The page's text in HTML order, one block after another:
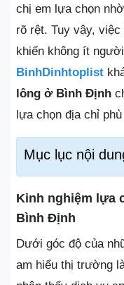
chị em lựa chọn
rõ rệt. Tuy vậy,
khiến không ít
BinhDinhtoplist
lông ở Bình Định
lựa chọn địa chỉ
Mục lục nội
Kinh nghiệm lựa
Bình Định
Dưới góc độ của
am hiểu thị trường